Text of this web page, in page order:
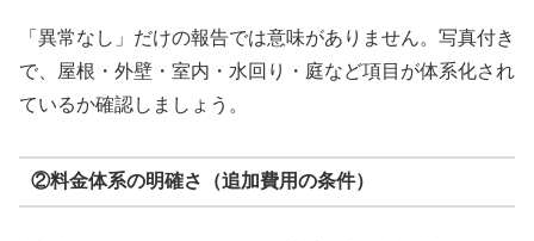
「異常なし」だけの報告では意味がありません。写真付き
で、屋根・外壁・室内・水回り・庭など項目が体系化され
ているか確認しましょう。
②料金体系の明確さ（追加費用の条件）